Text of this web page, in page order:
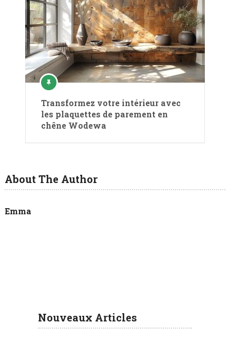
Transformez votre intérieur avec
les plaquettes de parement en
chêne Wodewa
About The Author
Emma
Nouveaux Articles